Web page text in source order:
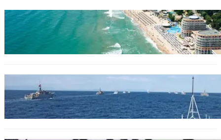
ИКОНОМИКА
Интерактивна карта показва всички водни
бази по Черноморието
Нов минен ловец за българския флот
пристига до края на годината